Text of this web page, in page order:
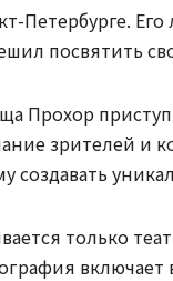
Петербурге. Его
посвятить
Прохор
зрителей и
создавать
только
включает